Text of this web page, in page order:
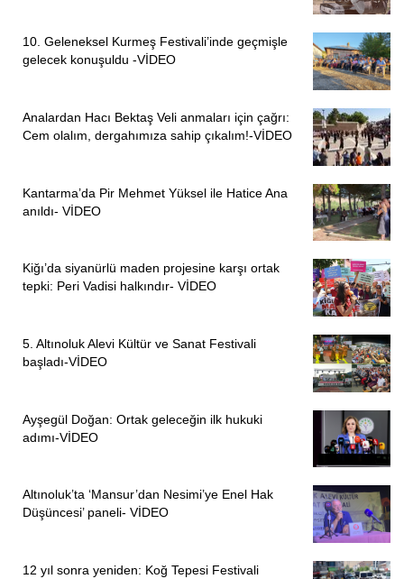
10. Geleneksel Kurmeş Festivali’inde geçmişle
gelecek konuşuldu -VİDEO
Analardan Hacı Bektaş Veli anmaları için çağrı:
Cem olalım, dergahımıza sahip çıkalım!-VİDEO
Kantarma’da Pir Mehmet Yüksel ile Hatice Ana
anıldı- VİDEO
Kiğı’da siyanürlü maden projesine karşı ortak
tepki: Peri Vadisi halkındır- VİDEO
5. Altınoluk Alevi Kültür ve Sanat Festivali
başladı-VİDEO
Ayşegül Doğan: Ortak geleceğin ilk hukuki
adımı-VİDEO
Altınoluk’ta ‘Mansur’dan Nesimi’ye Enel Hak
Düşüncesi’ paneli- VİDEO
12 yıl sonra yeniden: Koğ Tepesi Festivali